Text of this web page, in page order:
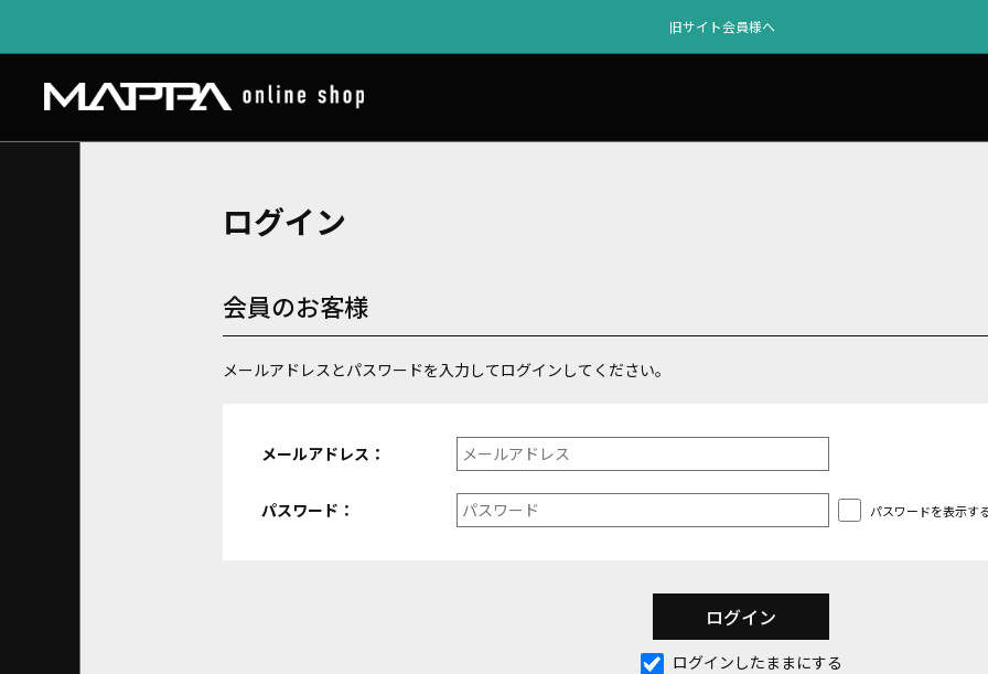
旧サイト会員様へ
ログイン
会員のお客様
メールアドレスとパスワードを入力してログインしてください。
メールアドレス：
パスワード： パスワードを表示す
ログインしたままにする